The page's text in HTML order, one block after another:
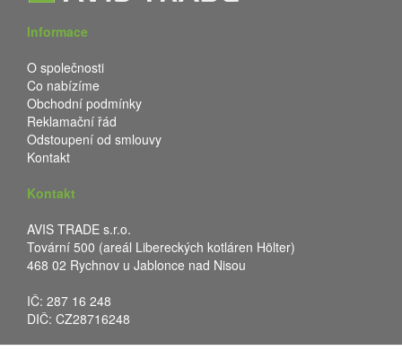
Informace
O společnosti
Co nabízíme
Obchodní podmínky
Reklamační řád
Odstoupení od smlouvy
Kontakt
Kontakt
AVIS TRADE s.r.o.
Tovární 500 (areál Libereckých kotláren Hölter)
468 02 Rychnov u Jablonce nad Nisou
IČ: 287 16 248
DIČ: CZ28716248